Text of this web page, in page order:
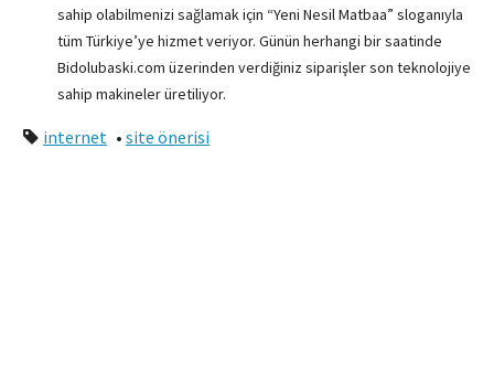
sahip olabilmenizi sağlamak için “Yeni Nesil Matbaa” sloganıyla
tüm Türkiye’ye hizmet veriyor. Günün herhangi bir saatinde
Bidolubaski.com üzerinden verdiğiniz siparişler son teknolojiye
sahip makineler üretiliyor.
internet • site önerisi